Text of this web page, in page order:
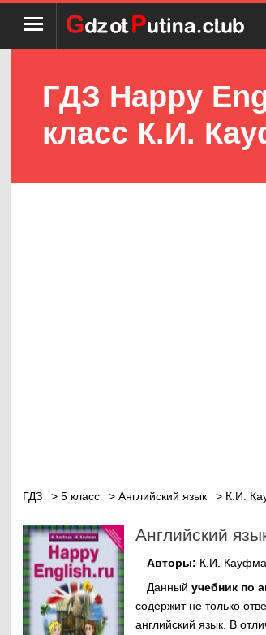
ГДЗ Happy
класс К.И.
ГДЗ 5 класс Английский язык К.И.
Английский
Авторы: К.И.
Данный учебник по
содержит не только
английский язык. В